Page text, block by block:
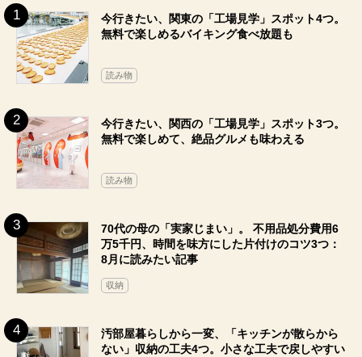
今行きたい、関東の「工場見学」スポット4つ。
無料で楽しめるバイキング食べ放題も
読み物
今行きたい、関西の「工場見学」スポット3つ。
無料で楽しめて、絶品グルメも味わえる
読み物
70代の母の「実家じまい」。 不用品処分費用6
万5千円、時間を味方にした片付けのコツ3つ：
8月に読みたい記事
収納
汚部屋暮らしから一変、「キッチンが散らから
ない」収納の工夫4つ。小さな工夫で戻しやすい